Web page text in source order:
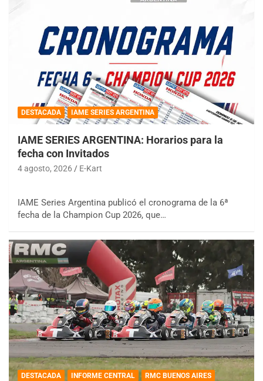
DESTACADA IAME SERIES ARGENTINA
IAME SERIES ARGENTINA: Horarios para la
fecha con Invitados
4 agosto, 2026 E-Kart
IAME Series Argentina publicó el cronograma de la 6ª
fecha de la Champion Cup 2026, que…
DESTACADA INFORME CENTRAL RMC BUENOS AIRES